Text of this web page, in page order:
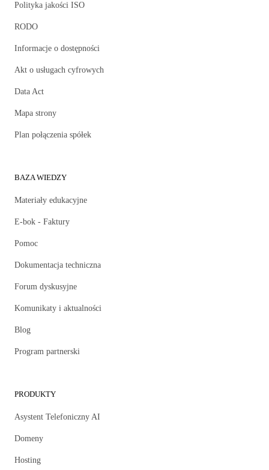
Polityka jakości ISO
RODO
Informacje o dostępności
Akt o usługach cyfrowych
Data Act
Mapa strony
Plan połączenia spółek
BAZA WIEDZY
Materiały edukacyjne
E-bok - Faktury
Pomoc
Dokumentacja techniczna
Forum dyskusyjne
Komunikaty i aktualności
Blog
Program partnerski
PRODUKTY
Asystent Telefoniczny AI
Domeny
Hosting